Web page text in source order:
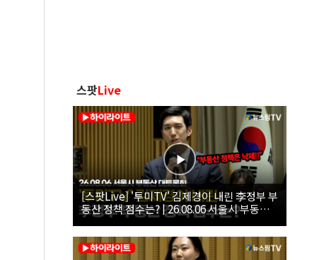
스팟Live
[스팟Live] '투미TV' 김제경이 내린 李정부 부
동산 정책 점수는? | 26.08.06 서울시 부동산
대토론회